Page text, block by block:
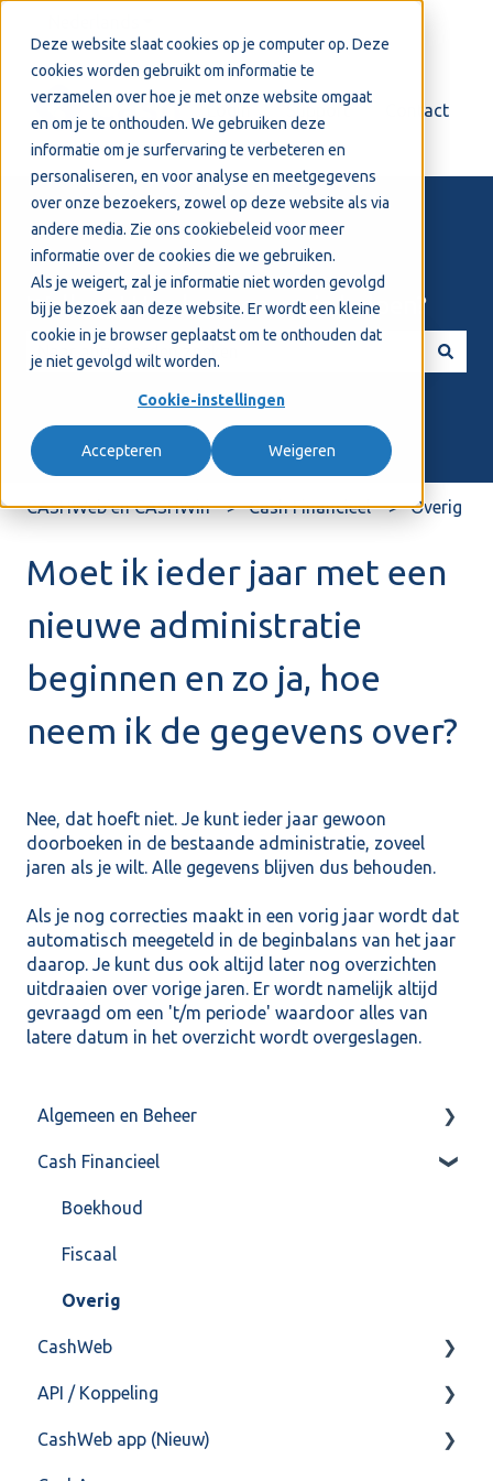
Deze website slaat cookies op je computer op. Deze
cookies worden gebruikt om informatie te
verzamelen over hoe je met onze website omgaat
en om je te onthouden. We gebruiken deze
informatie om je surfervaring te verbeteren en
personaliseren, en voor analyse en meetgegevens
over onze bezoekers, zowel op deze website als via
andere media. Zie ons cookiebeleid voor meer
informatie over de cookies die we gebruiken.
Als je weigert, zal je informatie niet worden gevolgd
bij je bezoek aan deze website. Er wordt een kleine
cookie in je browser geplaatst om te onthouden dat
je niet gevolgd wilt worden.
Cookie-instellingen
Accepteren Weigeren
Support Contact
Welkom! Hoe kunnen we je helpen?
CASHWeb en CASHWin Cash Financieel Overig
Moet ik ieder jaar met een
nieuwe administratie
beginnen en zo ja, hoe
neem ik de gegevens over?
Nee, dat hoeft niet. Je kunt ieder jaar gewoon
doorboeken in de bestaande administratie, zoveel
jaren als je wilt. Alle gegevens blijven dus behouden.
Als je nog correcties maakt in een vorig jaar wordt dat
automatisch meegeteld in de beginbalans van het jaar
daarop. Je kunt dus ook altijd later nog overzichten
uitdraaien over vorige jaren. Er wordt namelijk altijd
gevraagd om een 't/m periode' waardoor alles van
latere datum in het overzicht wordt overgeslagen.
Algemeen en Beheer
Bank(koppeling)
Import/Export
Postbus
Training & Consultancy
Overig
Cash Financieel
Boekhoud
Fiscaal
Overig
CashWeb
CashHero Layout
Mailen vanuit CASHWeb
API / Koppeling
Algemeen
CashWeb app (Nieuw)